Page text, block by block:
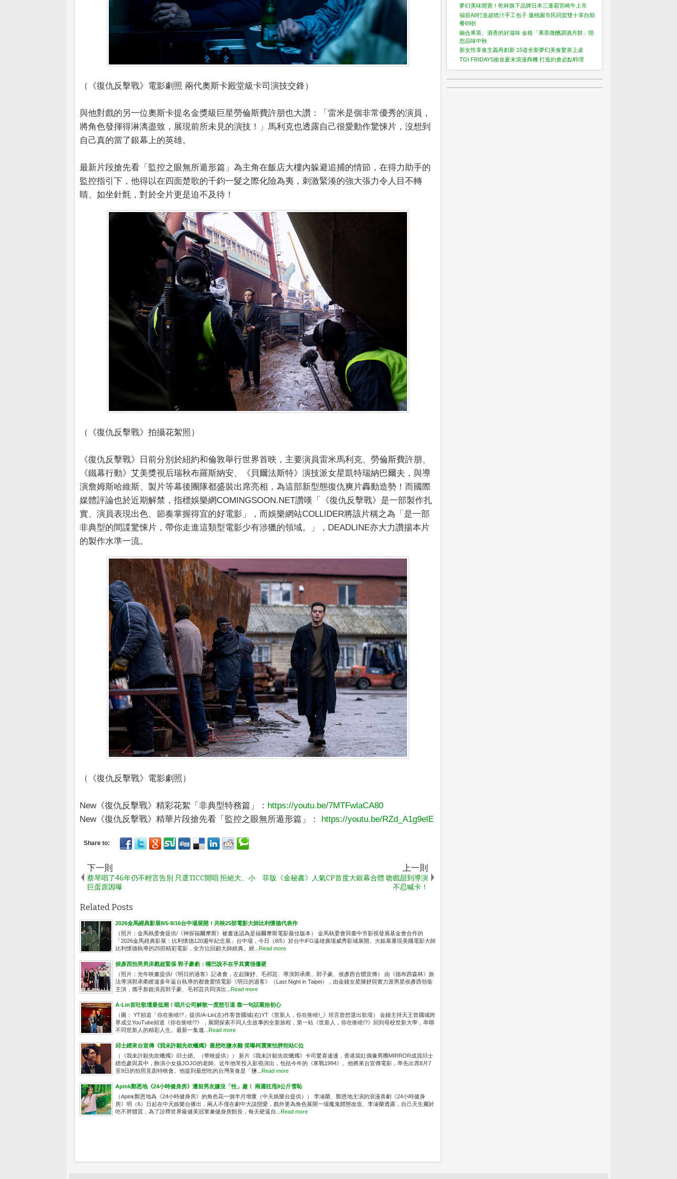
（《復仇反擊戰》電影劇照 兩代奧斯卡殿堂級卡司演技交鋒）
與他對戲的另一位奧斯卡提名金獎級巨星勞倫斯費許朋也大讚：「雷米是個非常優秀的演員，
將角色發揮得淋漓盡致，展現前所未見的演技！」馬利克也透露自己很愛動作驚悚片，沒想到
自己真的當了銀幕上的英雄。
最新片段搶先看「監控之眼無所遁形篇」為主角在飯店大樓內躲避追捕的情節，在得力助手的
監控指引下，他得以在四面楚歌的千鈞一髮之際化險為夷，刺激緊湊的強大張力令人目不轉
睛、如坐針氈，對於全片更是迫不及待！
（《復仇反擊戰》拍攝花絮照）
《復仇反擊戰》日前分別於紐約和倫敦舉行世界首映，主要演員雷米馬利克、勞倫斯費許朋、
《鐵幕行動》艾美獎視后瑞秋布羅斯納安、《貝爾法斯特》演技派女星凱特瑞納巴爾夫，與導
演詹姆斯哈維斯、製片等幕後團隊都盛裝出席亮相，為這部新型態復仇爽片轟動造勢！而國際
媒體評論也於近期解禁，指標娛樂網COMINGSOON.NET讚嘆「《復仇反擊戰》是一部製作扎
實、演員表現出色、節奏掌握得宜的好電影」，而娛樂網站COLLIDER將該片稱之為「是一部
非典型的間諜驚悚片，帶你走進這類型電影少有涉獵的領域。」，DEADLINE亦大力讚揚本片
的製作水準一流。
（《復仇反擊戰》電影劇照）
New《復仇反擊戰》精彩花絮「非典型特務篇」： https://youtu.be/7MTFwlaCA80
New《復仇反擊戰》精華片段搶先看「監控之眼無所遁形篇」：
https://youtu.be/RZd_A1g9elE
下一則
蔡琴唱了46年仍不輕言告別 只選TICC開唱 拒絕大、小
巨蛋原因曝
上一則
菲版《金秘書》人氣CP首度大銀幕合體 吻戲甜到導演
不忍喊卡！
Related Posts
2026金馬經典影展8/5-8/16台中場展開！共映25部電影大師比利懷德代表作
（照片：金馬執委會提供/《神探福爾摩斯》被書迷認為是福爾摩斯電影最佳版本） 金馬執委會與臺中市影視發展基金會合作的
「2026金馬經典影展：比利懷德120週年紀念展」台中場，今日（8/5）於台中iFG遠雄廣場威秀影城展開。大銀幕重現美國電影大師
比利懷德執導的25部精彩電影，全方位回顧大師經典。經...
Read more
侯彥西拍男男床戲超緊張 郭子豪虧：嘴巴說不在乎其實很僵硬
（照片：光年映畫提供/《明日的過客》記者會，左起陳妤、毛祁芸、導演郭承衢、郭子豪、侯彥西合體宣傳） 由《德布西森林》旅
法導演郭承衢睽違多年返台執導的都會愛情電影《明日的過客》（Last Night in Taipei），由金鐘女星陳妤與實力派男星侯彥西領銜
主演，攜手新銳演員郭子豪、毛祁芸共同演出...
Read more
A-Lin首吐歌壇最低潮！唱片公司解散一度想引退 靠一句話重拾初心
（圖： YT頻道「你在衝啥!?」提供/A-Lin(左)作客曾國城(右)YT《世新人，你在衝啥!_》坦言曾想退出歌壇） 金鐘主持天王曾國城跨
界成立YouTube頻道《你在衝啥!?》，展開探索不同人生故事的全新旅程，第一站《世新人，你在衝啥!?》回到母校世新大學，串聯
不同世新人的精彩人生。最新一集邀...
Read more
邱士縉來台宣傳《我未許願先吹蠟燭》最想吃鹽水雞 笑曝柯震東怕胖拒站C位
（《我未許願先吹蠟燭》邱士縉。（華映提供）） 新片《我未許願先吹蠟燭》卡司驚喜連連，香港當紅偶像男團MIRROR成員邱士
縉也參與其中，飾演小女孩JOJO的老師。近年他常投入影視演出，包括今年的《寒戰1994》。他將來台宣傳電影，率先出席8月7
至9日的拍照見面特映會。他提到最想吃的台灣美食是「鹽...
Read more
Apink鄭恩地《24小時健身房》遭前男友嫌沒「性」趣！ 兩週狂甩9公斤雪恥
（Apink鄭恩地為《24小時健身房》的角色花一個半月增重（中天娛樂台提供）） 李濬榮、鄭恩地主演的浪漫喜劇《24小時健身
房》明（6）日起在中天娛樂台播出，兩人不僅在劇中大談戀愛，戲外更為角色展開一場魔鬼體態改造。李濬榮透露，自己天生屬於
吃不胖體質，為了詮釋世界級健美冠軍兼健身房館長，每天硬逼自...
Read more
夢幻美味開賣！乾杯旗下品牌日本三連霸宮崎牛上市
福容A8打造超噴汁手工包子 邀桃園市民同賀雙十享自助
餐69折
融合果茶、酒香的好滋味 金格「果茶微醺調酒月餅」陪
您品味中秋
新女性享食主義再創新 15道全新夢幻美食驚喜上桌
TGI FRIDAYS搶攻夏末浪漫商機 打造約會必點料理